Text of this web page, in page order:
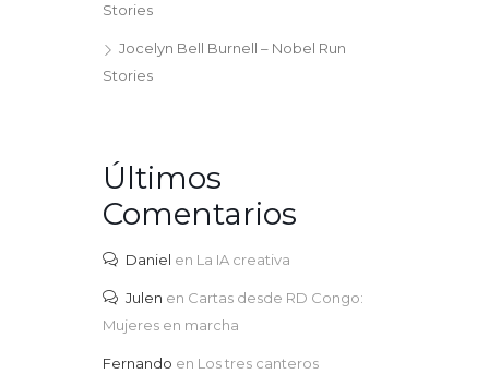
Stories
Jocelyn Bell Burnell – Nobel Run
Stories
Últimos
Comentarios
Daniel en La IA creativa
Julen en Cartas desde RD Congo:
Mujeres en marcha
Fernando en Los tres canteros